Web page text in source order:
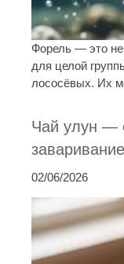
Форель — это
для целой
лососёвых. Их
Чай улун —
02/06/2026